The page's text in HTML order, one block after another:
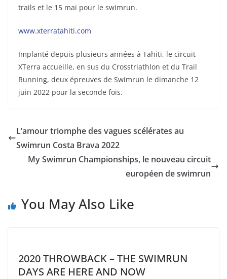
trails et le 15 mai pour le swimrun.
www.xterratahiti.com
Implanté depuis plusieurs années à Tahiti, le circuit
XTerra accueille, en sus du Crosstriathlon et du Trail
Running, deux épreuves de Swimrun le dimanche 12
juin 2022 pour la seconde fois.
L’amour triomphe des vagues scélérates au
Swimrun Costa Brava 2022
My Swimrun Championships, le nouveau circuit
européen de swimrun
You May Also Like
2020 THROWBACK – THE SWIMRUN
DAYS ARE HERE AND NOW